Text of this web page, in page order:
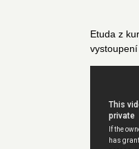
Etuda z
vystoupení